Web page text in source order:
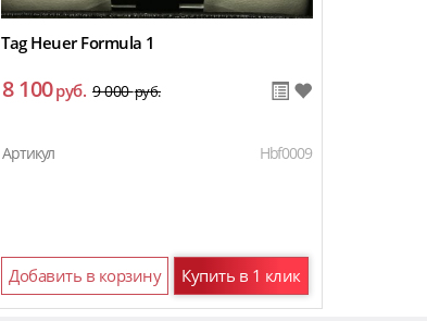
Tag Heuer Formula 1
8 100руб. 9 000руб.
Артикул Hbf0009
Добавить в корзину Купить в 1 клик